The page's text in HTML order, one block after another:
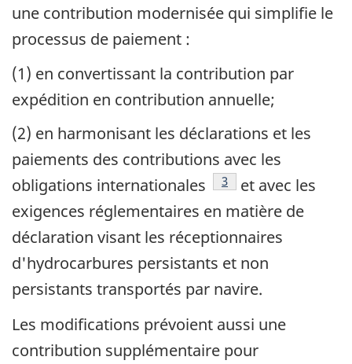
une contribution modernisée qui simplifie le
processus de paiement :
(1) en convertissant la contribution par
expédition en contribution annuelle;
(2) en harmonisant les déclarations et les
paiements des contributions avec les
obligations internationales
référence
3
et avec les
exigences réglementaires en matière de
déclaration visant les réceptionnaires
d'hydrocarbures persistants et non
persistants transportés par navire.
Les modifications prévoient aussi une
contribution supplémentaire pour